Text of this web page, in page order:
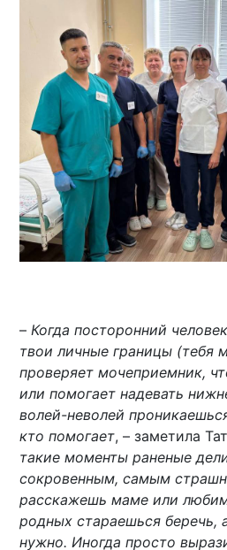
– Когда посторонний
твои личные границы (тебя
проверяет мочеприемник,
или помогает надевать
волей-неволей
кто помогает, – заметила
такие моменты раненые
сокровенным, самым
расскажешь маме или
родных стараешься беречь,
нужно. Иногда просто